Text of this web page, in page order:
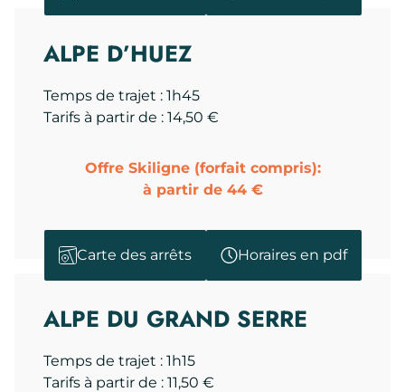
ALPE D’HUEZ
Temps de trajet : 1h45
Tarifs à partir de : 14,50 €
Offre Skiligne (forfait compris):
à partir de 44 €
Carte des arrêts Horaires en pdf
ALPE DU GRAND SERRE
Temps de trajet : 1h15
Tarifs à partir de : 11,50 €